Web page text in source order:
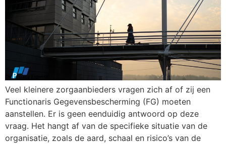
Veel kleinere zorgaanbieders vragen zich af of zij een
Functionaris Gegevensbescherming (FG) moeten
aanstellen. Er is geen eenduidig antwoord op deze
vraag. Het hangt af van de specifieke situatie van de
organisatie, zoals de aard, schaal en risico’s van de